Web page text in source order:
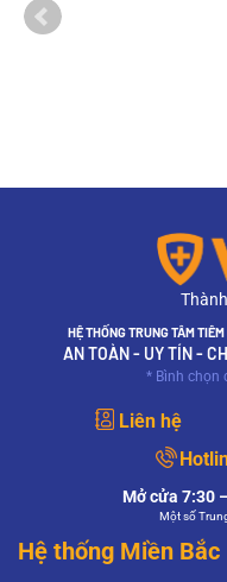
HỆ THỐNG TRUNG TÂM
AN TOÀN - UY TÍN -
* Bình chọn
Liên hệ
Mở cửa 7:30
Một số
Hệ thống Miền Bắc